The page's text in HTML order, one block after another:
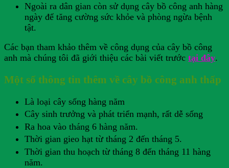
Ngoài ra dân gian còn sử dụng cây bồ công anh hàng
ngày để tăng cường sức khỏe và phòng ngừa bệnh
tật.
Các bạn tham khảo thêm về công dụng của cây bồ công
anh mà chúng tôi đã giới thiệu các bài viết trước tại đây.
Một số thông tin thêm về cây bồ công anh thấp
Là loại cây sống hàng năm
Cây sinh trưởng và phát triển mạnh, rất dễ sống
Ra hoa vào tháng 6 hàng năm.
Thời gian gieo hạt từ tháng 2 đến tháng 5.
Thời gian thu hoạch từ tháng 8 đến tháng 11 hàng
năm.